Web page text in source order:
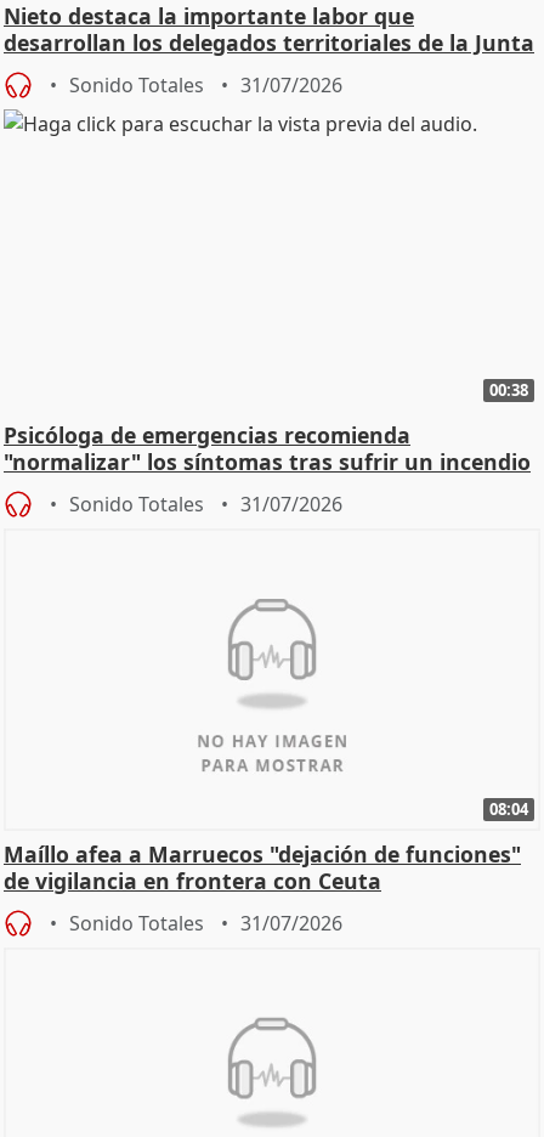
Nieto destaca la importante labor que
desarrollan los delegados territoriales de la Junta
Sonido Totales 31/07/2026
00:38
Psicóloga de emergencias recomienda
"normalizar" los síntomas tras sufrir un incendio
Sonido Totales 31/07/2026
08:04
Maíllo afea a Marruecos "dejación de funciones"
de vigilancia en frontera con Ceuta
Sonido Totales 31/07/2026